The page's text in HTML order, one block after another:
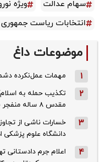
سهام عدالت
ویژه نوروز
انتخابات ریاست جمهوری 1403
موضوعات داغ
1 مهمات عمل‌نکرده
2
تکذیب حمله به
مقدس ۸ ساله منفجر شد
3
خسارات ناشی از
دانشگاه علوم
4
اعلام جرم دادستانی